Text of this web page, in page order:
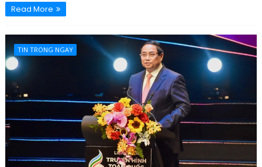
Read More
TIN TRONG NGAY